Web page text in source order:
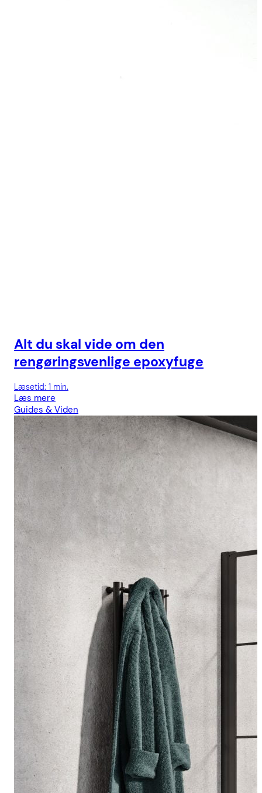
Alt du skal vide om den
rengøringsvenlige epoxyfuge
Læsetid: 1 min.
Læs mere
Guides & Viden